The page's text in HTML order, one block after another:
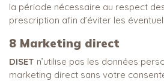
la période nécessaire au respect
prescription afin d’éviter les
8 Marketing direct
DISET n’utilise pas les données
marketing direct sans votre